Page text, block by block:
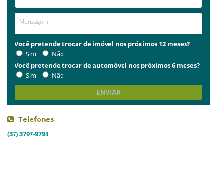
Você pretende trocar de imóvel nos próximos 12 meses?
Sim
Não
Você pretende trocar de automóvel nos próximos 6 meses?
Sim
Não
ENVIAR
Telefones
(37) 3797-9798